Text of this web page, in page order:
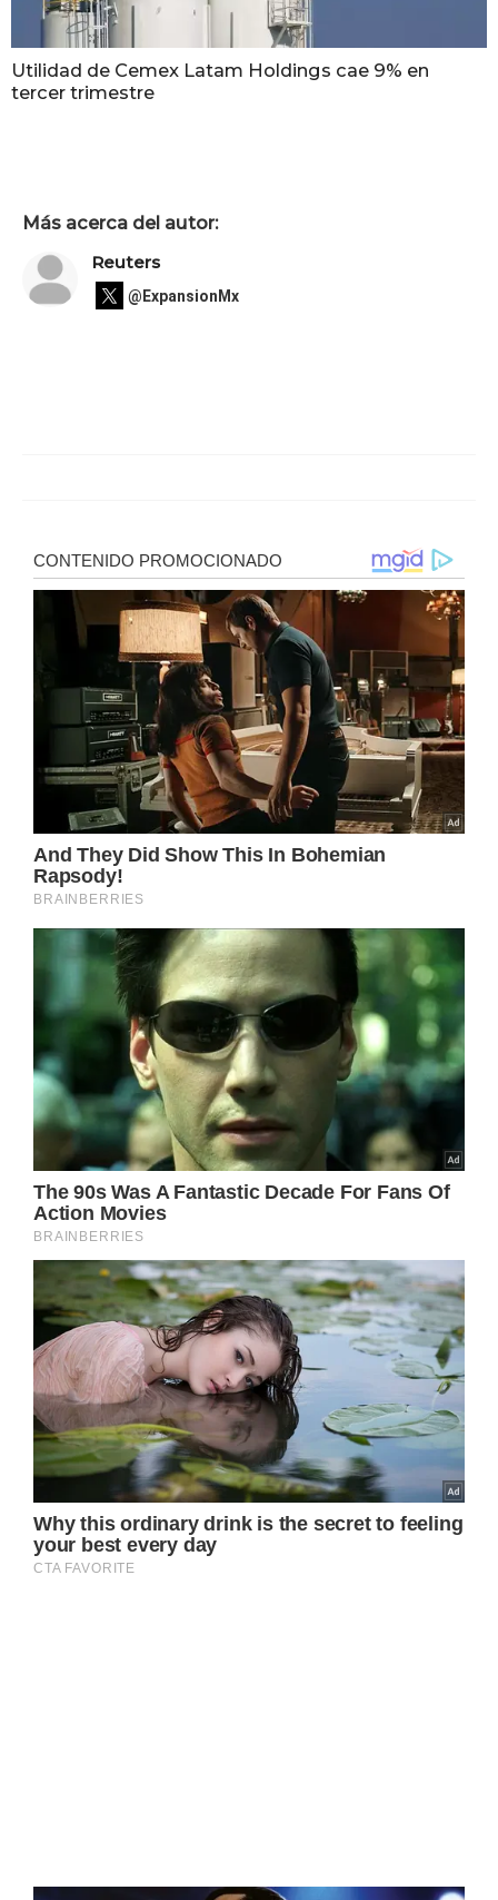
Utilidad de Cemex Latam Holdings cae 9% en
tercer trimestre
Más acerca del autor:
Reuters
@ExpansionMx